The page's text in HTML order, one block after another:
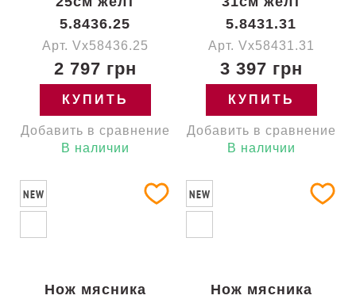
5.8436.25
Арт. Vx58436.25
2 797 грн
КУПИТЬ
Добавить в сравнение
В наличии
5.8431.31
Арт. Vx58431.31
3 397 грн
КУПИТЬ
Добавить в сравнение
В наличии
NEW
Нож мясника
NEW
Нож мясника